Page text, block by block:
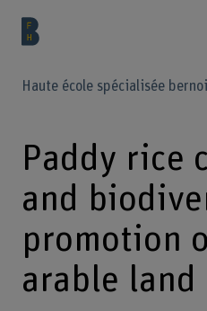
Haute école spécialisée
Paddy rice
and
promotion
arable land